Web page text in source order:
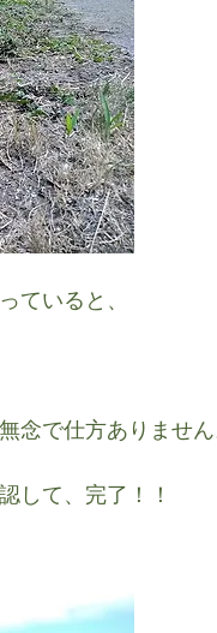
ていると、
念で仕方ありませ
して、完了！！